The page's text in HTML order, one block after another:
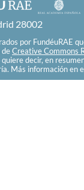
28002
por FundéuRAE
de Creative Commons
quiere decir, en
Más información en